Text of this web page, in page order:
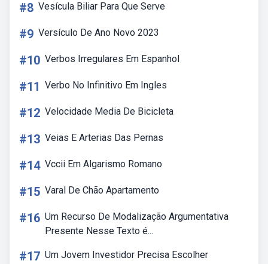
#8 Vesícula Biliar Para Que Serve
#9 Versículo De Ano Novo 2023
#10 Verbos Irregulares Em Espanhol
#11 Verbo No Infinitivo Em Ingles
#12 Velocidade Media De Bicicleta
#13 Veias E Arterias Das Pernas
#14 Vccii Em Algarismo Romano
#15 Varal De Chão Apartamento
#16 Um Recurso De Modalização Argumentativa
Presente Nesse Texto é...
#17 Um Jovem Investidor Precisa Escolher